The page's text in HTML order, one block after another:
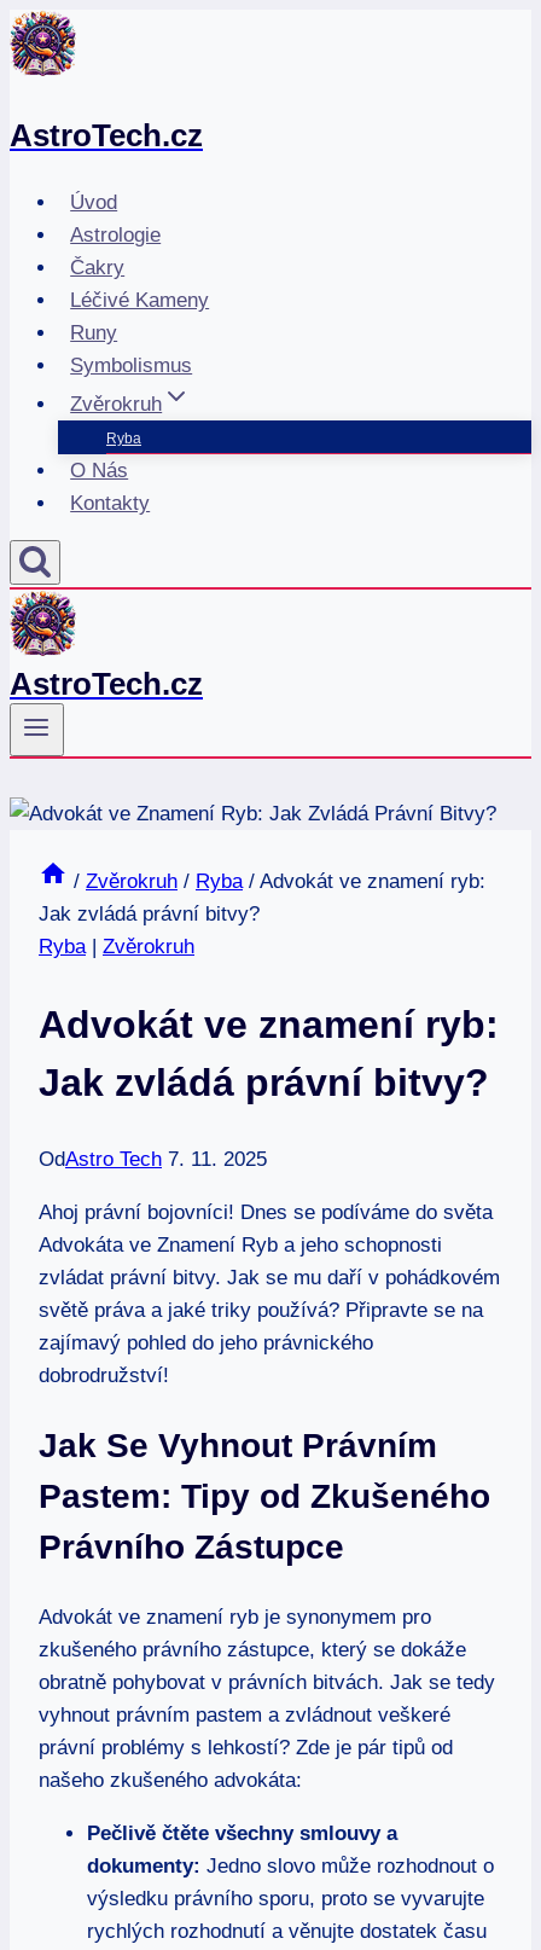
Přeskočit
na
AstroTech.cz
Úvod
Astrologie
Čakry
Léčivé Kameny
Runy
Symbolismus
Zvěrokruh
Ryba
O Nás
Kontakty
AstroTech.cz
/ Zvěrokruh / Ryba / Advokát ve znamení ryb:
Jak zvládá právní bitvy?
Ryba| Zvěrokruh
Advokát ve znamení ryb:
Jak zvládá právní bitvy?
OdAstro Tech 7. 11. 2025
Ahoj právní bojovníci! Dnes se podíváme do světa
Advokáta ve Znamení Ryb a jeho schopnosti
zvládat právní bitvy. Jak se mu daří v pohádkovém
světě práva a jaké triky používá? Připravte se na
zajímavý pohled do jeho právnického
dobrodružství!
Jak Se Vyhnout Právním
Pastem: Tipy od Zkušeného
Právního Zástupce
Advokát ve znamení ryb je synonymem pro
zkušeného právního zástupce, který se dokáže
obratně pohybovat v právních bitvách. Jak se tedy
vyhnout právním pastem a zvládnout veškeré
právní problémy s lehkostí? Zde je pár tipů od
našeho zkušeného advokáta:
Pečlivě čtěte všechny smlouvy a
dokumenty: Jedno slovo může rozhodnout o
výsledku právního sporu, proto se vyvarujte
rychlých rozhodnutí a věnujte dostatek času